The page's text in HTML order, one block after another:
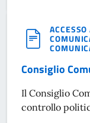
Consiglio
Il Consiglio
controllo